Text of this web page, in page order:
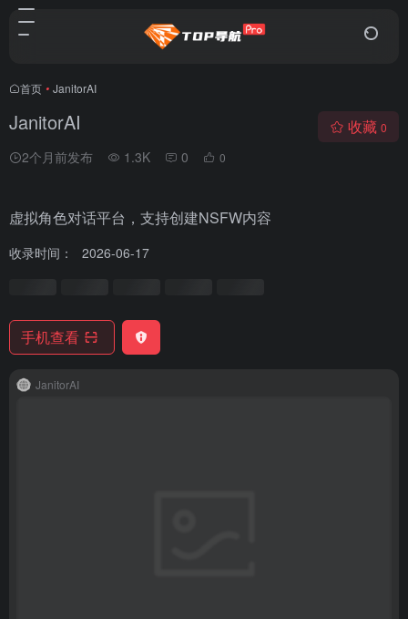
首页 • JanitorAI
JanitorAI
2个月前发布 1.3K 0 0
收藏 0
虚拟角色对话平台，支持创建NSFW内容
收录时间： 2026-06-17
手机查看
JanitorAI